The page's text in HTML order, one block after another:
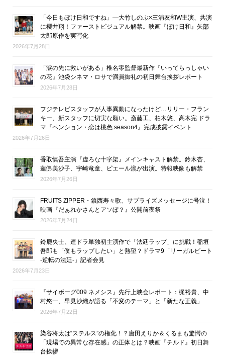
「今日もぼけ日和ですね」―大竹しのぶ×三浦友和W主演、共演
に櫻井翔！ファーストビジュアル解禁。映画『ぼけ日和』矢部
太郎原作を実写化
2026年7月28日
「涙の先に救いがある」椎名零監督最新作『いってらっしゃい
の花』池袋シネマ・ロサで満員御礼の初日舞台挨拶レポート
2026年7月28日
フジテレビスタッフが人事異動になったけど…リリー・フラン
キー、新スタッフに切実な願い。斎藤工、柏木悠、高木完 ドラ
マ『ペンション・恋は桃色 season4』完成披露イベント
2026年7月26日
香取慎吾主演『虚ろな十字架』メインキャスト解禁。鈴木杏、
蓮佛美沙子、宇崎竜童、ピエール瀧が出演。特報映像も解禁
2026年7月26日
FRUITS ZIPPER・鎮西寿々歌、サプライズメッセージに号泣！
映画『だぁれかさんとアソぼ？』公開前夜祭
2026年7月24日
鈴鹿央士、連ドラ単独初主演作で「法廷ラップ」に挑戦！稲垣
吾郎も「僕もラップしたい」と熱望？ドラマ9「リーガルビート
-逆転の法廷-」記者会見
2026年7月23日
『サイボーグ009 ネメシス』先行上映会レポート：梶裕貴、中
村悠一、早見沙織が語る「不変のテーマ」と「新たな正義」
2026年7月22日
染谷将太は“ステルス”の権化！？唐田えりか＆くるまも驚愕の
「現場での異常な存在感」の正体とは？映画『チルド』初日舞
台挨拶